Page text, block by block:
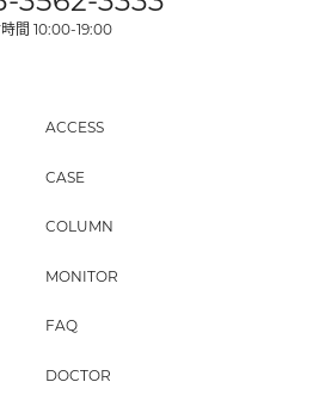
間 10:00-19:00
ACCESS
CASE
COLUMN
MONITOR
FAQ
DOCTOR